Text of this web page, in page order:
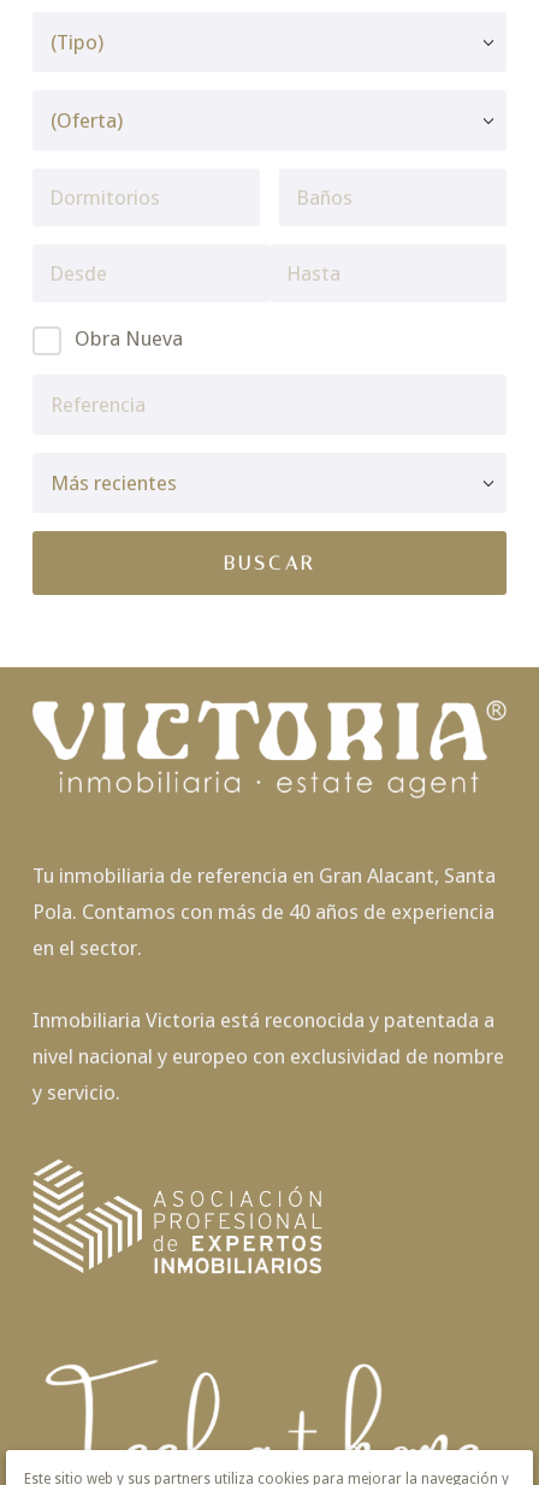
Obra Nueva
Tu inmobiliaria de referencia en Gran Alacant, Santa
Pola. Contamos con más de 40 años de experiencia
en el sector.
Inmobiliaria Victoria está reconocida y patentada a
nivel nacional y europeo con exclusividad de nombre
y servicio.
Este sitio web y sus partners utiliza cookies para mejorar la navegación y